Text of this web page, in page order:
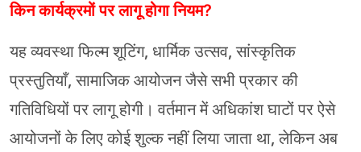
किन कार्यक्रमों पर लागू होगा नियम?
यह व्यवस्था फिल्म शूटिंग, धार्मिक उत्सव, सांस्कृतिक
प्रस्तुतियाँ, सामाजिक आयोजन जैसे सभी प्रकार की
गतिविधियों पर लागू होगी। वर्तमान में अधिकांश घाटों पर ऐसे
आयोजनों के लिए कोई शुल्क नहीं लिया जाता था, लेकिन अब